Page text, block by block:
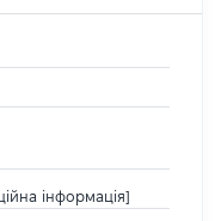
інформація]